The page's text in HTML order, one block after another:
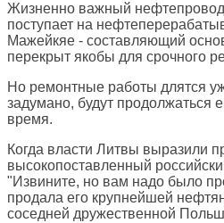
Жизненно важный
поступает на
Мажейкяе - составляющий
перекрыт якобы для срочного
Но ремонтные работы длятся
задумано, будут продолжаться
время.
Когда власти Литвы выразили
высокопоставленный
"Извините, но вам надо было
продала его крупнейшей
соседней дружественной